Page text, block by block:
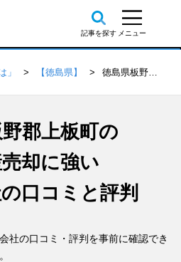
」 【徳島県】 徳島県板野郡上板町の不動産会社 口コミ・評判一覧
郡上板町の
却に強い
口コミと評判
社の口コミ・評判を事前に確認でき